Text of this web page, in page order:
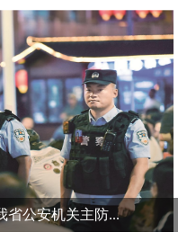
公安机关主防...